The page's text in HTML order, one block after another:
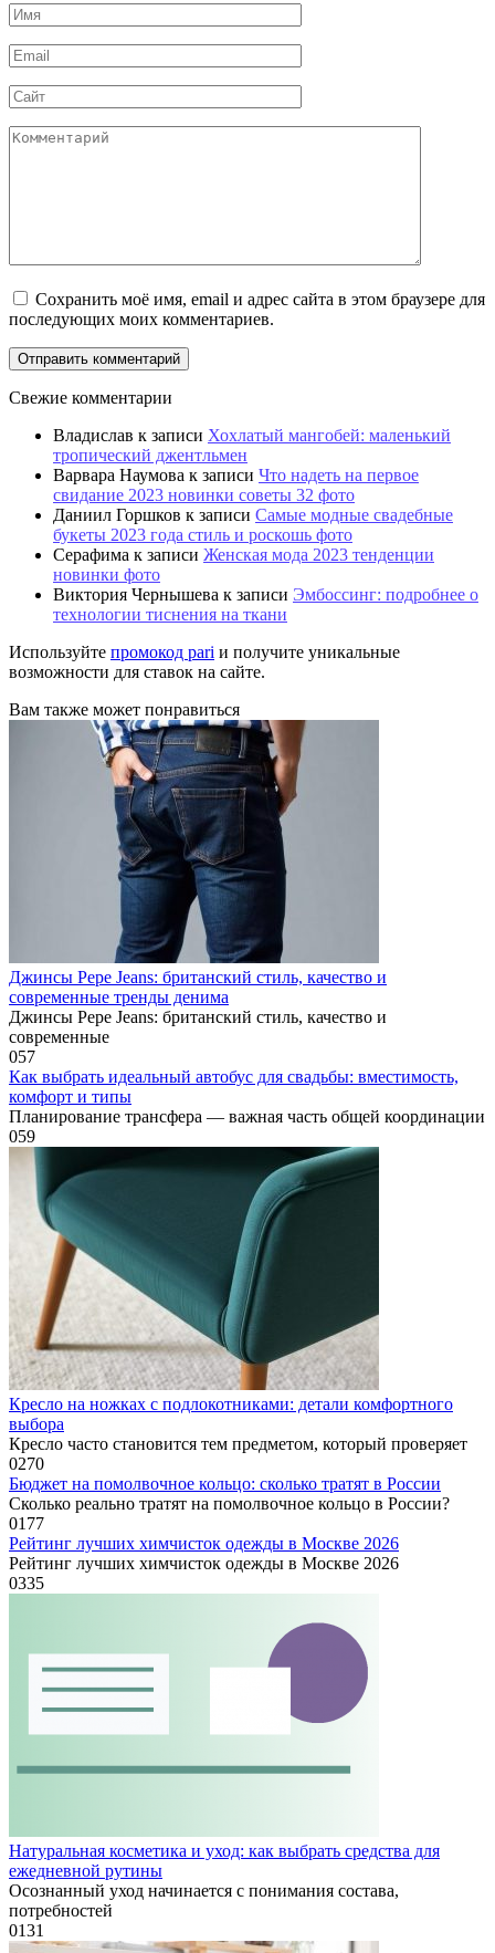
Имя
Email
Сайт
Комментарий
Сохранить моё имя, email и адрес сайта в этом браузере для
последующих моих комментариев.
Свежие комментарии
Владислав к записи Хохлатый мангобей: маленький
тропический джентльмен
Варвара Наумова к записи Что надеть на первое
свидание 2023 новинки советы 32 фото
Даниил Горшков к записи Самые модные свадебные
букеты 2023 года стиль и роскошь фото
Серафима к записи Женская мода 2023 тенденции
новинки фото
Виктория Чернышева к записи Эмбоссинг: подробнее о
технологии тиснения на ткани
Используйте промокод pari и получите уникальные
возможности для ставок на сайте.
Вам также может понравиться
Джинсы Pepe Jeans: британский стиль, качество и
современные тренды денима
Джинсы Pepe Jeans: британский стиль, качество и
современные
057
Как выбрать идеальный автобус для свадьбы: вместимость,
комфорт и типы
Планирование трансфера — важная часть общей координации
059
Кресло на ножках с подлокотниками: детали комфортного
выбора
Кресло часто становится тем предметом, который проверяет
0270
Бюджет на помолвочное кольцо: сколько тратят в России
Сколько реально тратят на помолвочное кольцо в России?
0177
Рейтинг лучших химчисток одежды в Москве 2026
Рейтинг лучших химчисток одежды в Москве 2026
0335
Натуральная косметика и уход: как выбрать средства для
ежедневной рутины
Осознанный уход начинается с понимания состава,
потребностей
0131